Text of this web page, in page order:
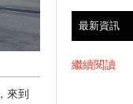
來到
最新資訊
繼續閱讀